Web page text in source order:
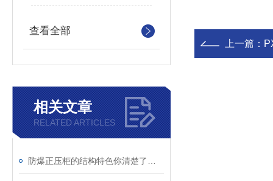
查看全部
相关文章
RELATED ARTICLES
上一篇：